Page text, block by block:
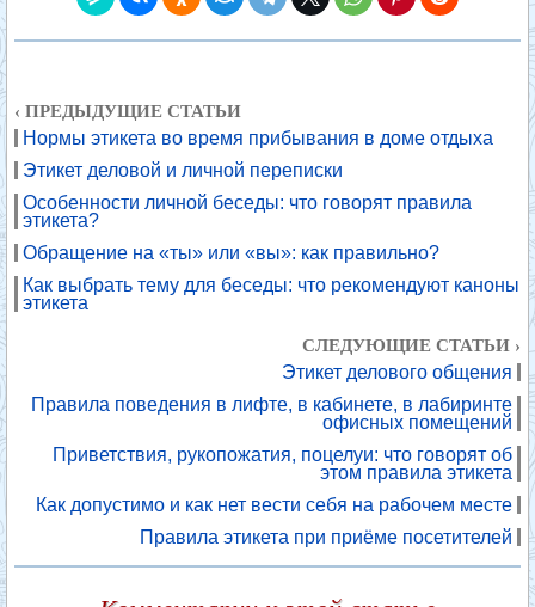
‹ ПРЕДЫДУЩИЕ СТАТЬИ
Нормы этикета во время прибывания в доме отдыха
Этикет деловой и личной переписки
Особенности личной беседы: что говорят правила
этикета?
Обращение на «ты» или «вы»: как правильно?
Как выбрать тему для беседы: что рекомендуют каноны
этикета
СЛЕДУЮЩИЕ СТАТЬИ ›
Этикет делового общения
Правила поведения в лифте, в кабинете, в лабиринте
офисных помещений
Приветствия, рукопожатия, поцелуи: что говорят об
этом правила этикета
Как допустимо и как нет вести себя на рабочем месте
Правила этикета при приёме посетителей